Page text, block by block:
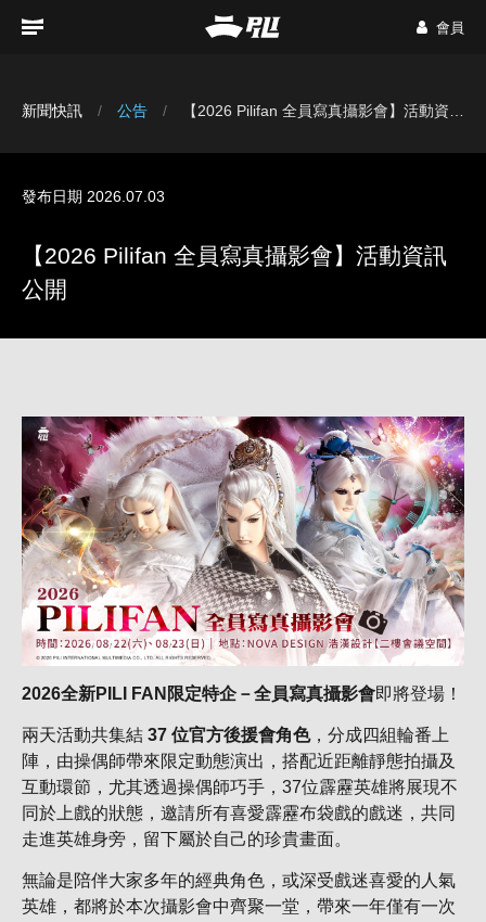
會員
新聞快訊 公告 【2026 Pilifan 全員寫真攝影會】活動資訊公開
發布日期 2026.07.03
【2026 Pilifan 全員寫真攝影會】活動資訊
公開
2026全新PILI FAN限定特企－全員寫真攝影會即將登場！
兩天活動共集結 37 位官方後援會角色，分成四組輪番上
陣，由操偶師帶來限定動態演出，搭配近距離靜態拍攝及
互動環節，尤其透過操偶師巧手，37位霹靂英雄將展現不
同於上戲的狀態，邀請所有喜愛霹靂布袋戲的戲迷，共同
走進英雄身旁，留下屬於自己的珍貴畫面。
無論是陪伴大家多年的經典角色，或深受戲迷喜愛的人氣
英雄，都將於本次攝影會中齊聚一堂，帶來一年僅有一次